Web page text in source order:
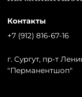
Контакты
+7 (912) 816-67-16
г. Сургут, пр-т
"Перманентшоп"